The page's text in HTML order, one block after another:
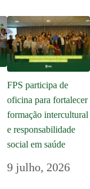
FPS participa de
oficina para fortalecer
formação intercultural
e responsabilidade
social em saúde
9 julho, 2026